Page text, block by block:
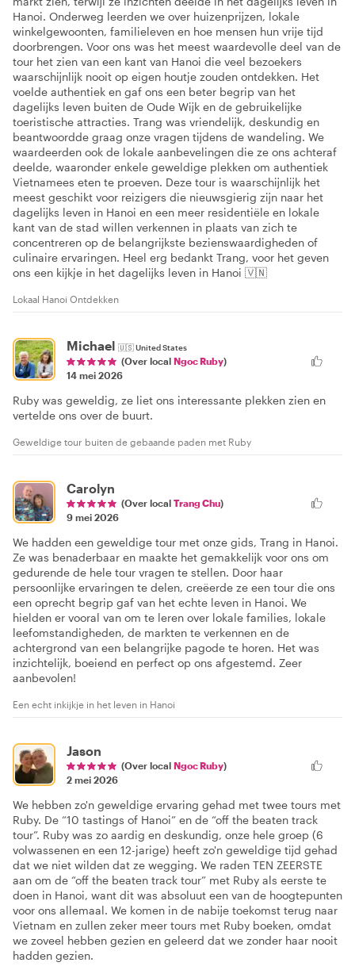
Hanoi. Onderweg leerden we over huizenprijzen, lokale
winkelgewoonten, familieleven en hoe mensen hun vrije tijd
doorbrengen. Voor ons was het meest waardevolle deel van de
tour het zien van een kant van Hanoi die veel bezoekers
waarschijnlijk nooit op eigen houtje zouden ontdekken. Het
voelde authentiek en gaf ons een beter begrip van het
dagelijks leven buiten de Oude Wijk en de gebruikelijke
toeristische attracties. Trang was vriendelijk, deskundig en
beantwoordde graag onze vragen tijdens de wandeling. We
waardeerden ook de lokale aanbevelingen die ze ons achteraf
deelde, waaronder enkele geweldige plekken om authentiek
Vietnamees eten te proeven. Deze tour is waarschijnlijk het
meest geschikt voor reizigers die nieuwsgierig zijn naar het
dagelijks leven in Hanoi en een meer residentiële en lokale
kant van de stad willen verkennen in plaats van zich te
concentreren op de belangrijkste bezienswaardigheden of
culinaire ervaringen. Heel erg bedankt Trang, voor het geven
ons een kijkje in het dagelijks leven in Hanoi 🇻🇳
Lokaal Hanoi Ontdekken
Michael 🇺🇸United States
(Over local Ngoc Ruby)
14 mei 2026
Ruby was geweldig, ze liet ons interessante plekken zien en
vertelde ons over de buurt.
Geweldige tour buiten de gebaande paden met Ruby
Carolyn
(Over local Trang Chu)
9 mei 2026
We hadden een geweldige tour met onze gids, Trang in Hanoi.
Ze was benaderbaar en maakte het gemakkelijk voor ons om
gedurende de hele tour vragen te stellen. Door haar
persoonlijke ervaringen te delen, creëerde ze een tour die ons
een oprecht begrip gaf van het echte leven in Hanoi. We
hielden er vooral van om te leren over lokale families, lokale
leefomstandigheden, de markten te verkennen en de
achtergrond van een belangrijke pagode te horen. Het was
inzichtelijk, boeiend en perfect op ons afgestemd. Zeer
aanbevolen!
Een echt inkijkje in het leven in Hanoi
Jason
(Over local Ngoc Ruby)
2 mei 2026
We hebben zo'n geweldige ervaring gehad met twee tours met
Ruby. De “10 tastings of Hanoi” en de “off the beaten track
tour”. Ruby was zo aardig en deskundig, onze hele groep (6
volwassenen en een 12-jarige) heeft zo'n geweldige tijd gehad
dat we niet wilden dat ze wegging. We raden TEN ZEERSTE
aan om de “off the beaten track tour” met Ruby als eerste te
doen in Hanoi, want dit was absoluut een van de hoogtepunten
voor ons allemaal. We komen in de nabije toekomst terug naar
Vietnam en zullen zeker meer tours met Ruby boeken, omdat
we zoveel hebben gezien en geleerd dat we zonder haar nooit
hadden gezien.